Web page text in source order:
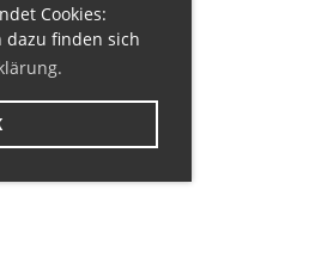
Cookies:
finden sich